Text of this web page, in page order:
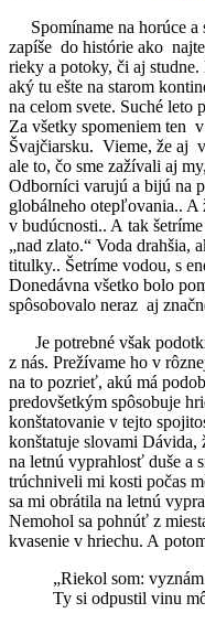
Spomíname na horúce a
zapíše do histórie ako
rieky a potoky, či aj
aký tu ešte na starom
na celom svete. Suché
Za všetky spomeniem ten
Švajčiarsku. Vieme, že aj
ale to, čo sme zažívali aj
Odborníci varujú a bijú na
globálneho otepľovania..
v budúcnosti.. A tak
„nad zlato.“ Voda drahšia,
titulky.. Šetríme vodou, s
Donedávna všetko bolo
spôsobovalo neraz aj
Je potrebné však
z nás. Prežívame ho v
na to pozrieť, akú má
predovšetkým spôsobuje
konštatovanie v tejto
konštatuje slovami
na letnú vyprahlosť duše a
trúchniveli mi kosti počas
sa mi obrátila na letnú
Nemohol sa pohnúť z
kvasenie v hriechu. A
„Riekol som:
Ty si odpustil vinu